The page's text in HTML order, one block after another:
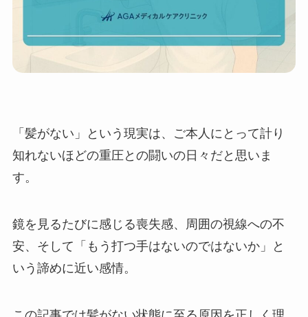
「髪がない」という現実は、ご本人にとって計り
知れないほどの重圧との闘いの日々だと思いま
す。
鏡を見るたびに感じる喪失感、周囲の視線への不
安、そして「もう打つ手はないのではないか」と
いう諦めに近い感情。